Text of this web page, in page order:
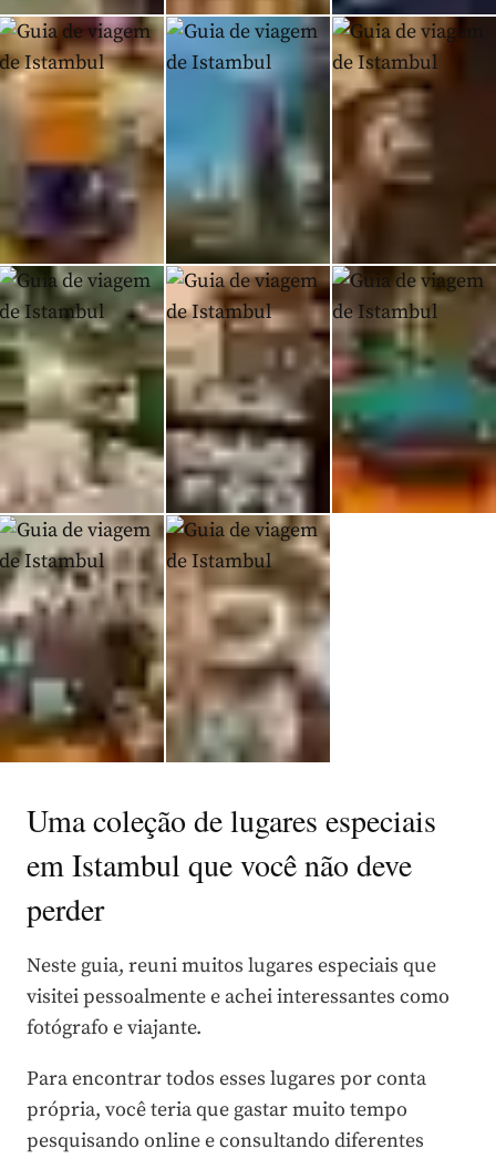
Uma coleção de lugares especiais
em Istambul que você não deve
perder
Neste guia, reuni muitos lugares especiais que
visitei pessoalmente e achei interessantes como
fotógrafo e viajante.
Para encontrar todos esses lugares por conta
própria, você teria que gastar muito tempo
pesquisando online e consultando diferentes